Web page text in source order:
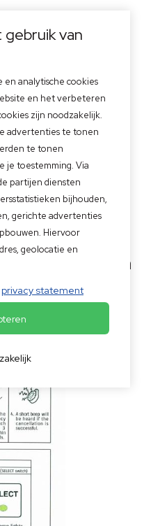
keyless start
start
Alarm
van
analytische cookies
en het verbeteren
zijn noodzakelijk.
advertenties te tonen
te tonen
je toestemming. Via
partijen diensten
bijhouden,
gerichte advertenties
Hiervoor
geolocatie en
privacy statement